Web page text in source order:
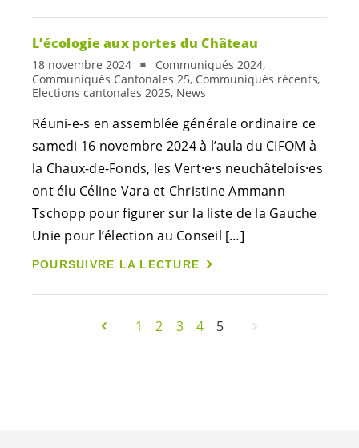
L’écologie aux portes du Château
18 novembre 2024
Communiqués 2024,
Communiqués Cantonales 25, Communiqués récents,
Elections cantonales 2025, News
Réuni-e-s en assemblée générale ordinaire ce
samedi 16 novembre 2024 à l’aula du CIFOM à
la Chaux-de-Fonds, les Vert·e·s neuchâtelois·es
ont élu Céline Vara et Christine Ammann
Tschopp pour figurer sur la liste de la Gauche
Unie pour l’élection au Conseil […]
POURSUIVRE LA LECTURE
1 2 3 4 5